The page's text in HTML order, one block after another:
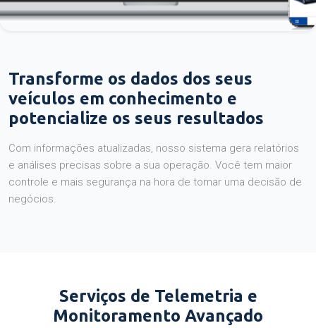
Transforme os dados dos seus
veículos em conhecimento e
potencialize os seus resultados
Com informações atualizadas, nosso sistema gera relatórios
e análises precisas sobre a sua operação. Você tem maior
controle e mais segurança na hora de tomar uma decisão de
negócios.
Serviços de Telemetria e
Monitoramento Avançado